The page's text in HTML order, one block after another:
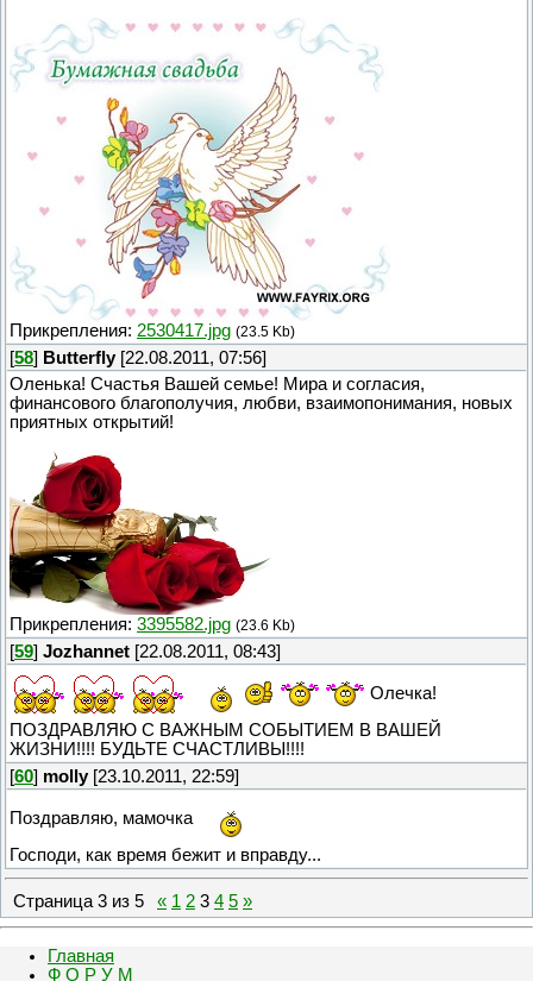
Прикрепления: 2530417.jpg (23.5 Kb)
[58] Butterfly [22.08.2011, 07:56]
Оленька! Счастья Вашей семье! Мира и согласия,
финансового благополучия, любви, взаимопонимания, новых
приятных открытий!
Прикрепления: 3395582.jpg (23.6 Kb)
[59] Jozhannet [22.08.2011, 08:43]
Олечка!
ПОЗДРАВЛЯЮ С ВАЖНЫМ СОБЫТИЕМ В ВАШЕЙ
ЖИЗНИ!!!! БУДЬТЕ СЧАСТЛИВЫ!!!!
[60] molly [23.10.2011, 22:59]
Поздравляю, мамочка
Господи, как время бежит и вправду...
Страница 3 из 5 « 1 2 3 4 5 »
Главная
Ф О Р У М